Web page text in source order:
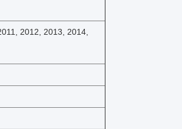
2012, 2013, 2014,